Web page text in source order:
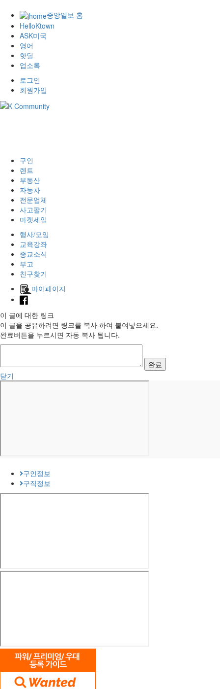
중앙일보 홈
HelloKtown
ASK미국
영어
핫딜
업소록
로그인
회원가입
구인
렌트
부동산
자동차
전문업체
사고팔기
마켓세일
행사/모임
교육강좌
종교소식
부고
친구찾기
마이페이지
이 글에 대한 링크
이 글을 공유하려면 링크를 복사 하여 붙여넣으세요.
완료버튼을 누르시면 자동 복사 됩니다.
완료
닫기
구인정보
구직정보